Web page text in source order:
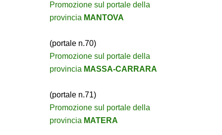
Promozione sul portale della
provincia MANTOVA
(portale n.70)
Promozione sul portale della
provincia MASSA-CARRARA
(portale n.71)
Promozione sul portale della
provincia MATERA